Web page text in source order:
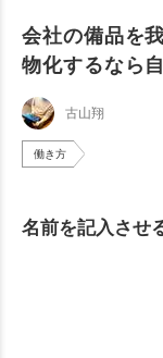
会社の備品を
物化するなら
古山翔
働き方
名前を記入させ